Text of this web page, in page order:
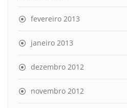
fevereiro 2013
janeiro 2013
dezembro 2012
novembro 2012